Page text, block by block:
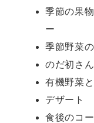
季節の果
ー
季節野菜
のだ初さ
有機野菜
デザート
食後のコ